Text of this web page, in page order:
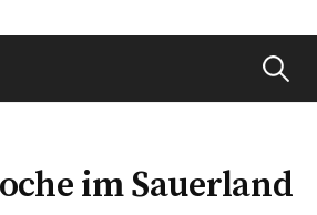
Suche
im Sauerland